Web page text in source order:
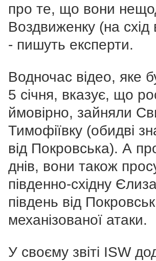
про те, що вони
Воздвиженку (на схід
- пишуть експерти.
Водночас відео, яке
5 січня, вказує, що
ймовірно, зайняли
Тимофіївку (обидві
від Покровська). А
днів, вони також
південно-східну
південь від
механізованої атаки.
У своєму звіті ISW